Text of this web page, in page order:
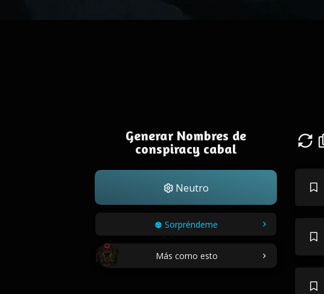
Generar Nombres de
conspiracy cabal
Neutro
Sorpréndeme
Más como esto